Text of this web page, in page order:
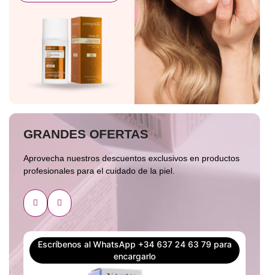
GRANDES OFERTAS
Aprovecha nuestros descuentos exclusivos en productos
profesionales para el cuidado de la piel.
Escríbenos al WhatsApp +34 637 24 63 79 para
encargarlo